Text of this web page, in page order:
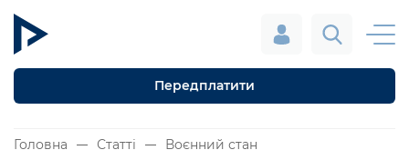
Передплатити
Головна Статті Воєнний стан